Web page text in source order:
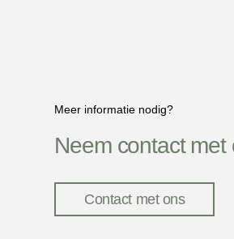
Meer informatie nodig?
Neem contact met
Contact met ons